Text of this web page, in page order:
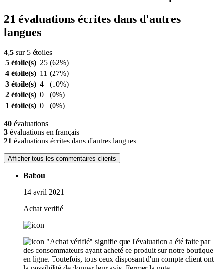
21 évaluations écrites dans d'autres
langues
4,5 sur 5 étoiles
5 étoile(s) 25 (62%)
4 étoile(s) 11 (27%)
3 étoile(s) 4
(10%)
2 étoile(s) 0
(0%)
1 étoile(s) 0 (0%)
40 évaluations
3 évaluations en français
21 évaluations écrites dans d'autres langues
Afficher tous les commentaires-clients
Babou
14 avril 2021
Achat verifié
"Achat vérifié" signifie que l'évaluation a été faite par
des consommateurs ayant acheté ce produit sur notre boutique
en ligne. Toutefois, tous ceux disposant d'un compte client ont